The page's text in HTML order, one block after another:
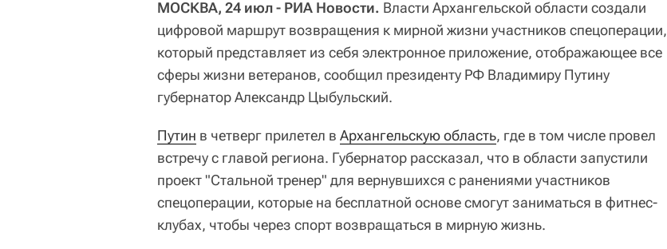
МОСКВА, 24 июл - РИА Новости. Власти Архангельской области создали
цифровой маршрут возвращения к мирной жизни участников спецоперации,
который представляет из себя электронное приложение, отображающее все
сферы жизни ветеранов, сообщил президенту РФ Владимиру Путину
губернатор Александр Цыбульский.
Путин в четверг прилетел в Архангельскую область, где в том числе провел
встречу с главой региона. Губернатор рассказал, что в области запустили
проект "Стальной тренер" для вернувшихся с ранениями участников
спецоперации, которые на бесплатной основе смогут заниматься в фитнес-
клубах, чтобы через спорт возвращаться в мирную жизнь.